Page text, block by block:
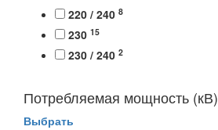
220 / 240 8
230 15
230 / 240 2
Потребляемая мощность (кВ)
Выбрать